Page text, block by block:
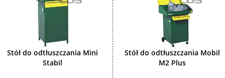
Stół do odtłuszczania Mini
Stabil
Stół do odtłuszczania Mobil
M2 Plus